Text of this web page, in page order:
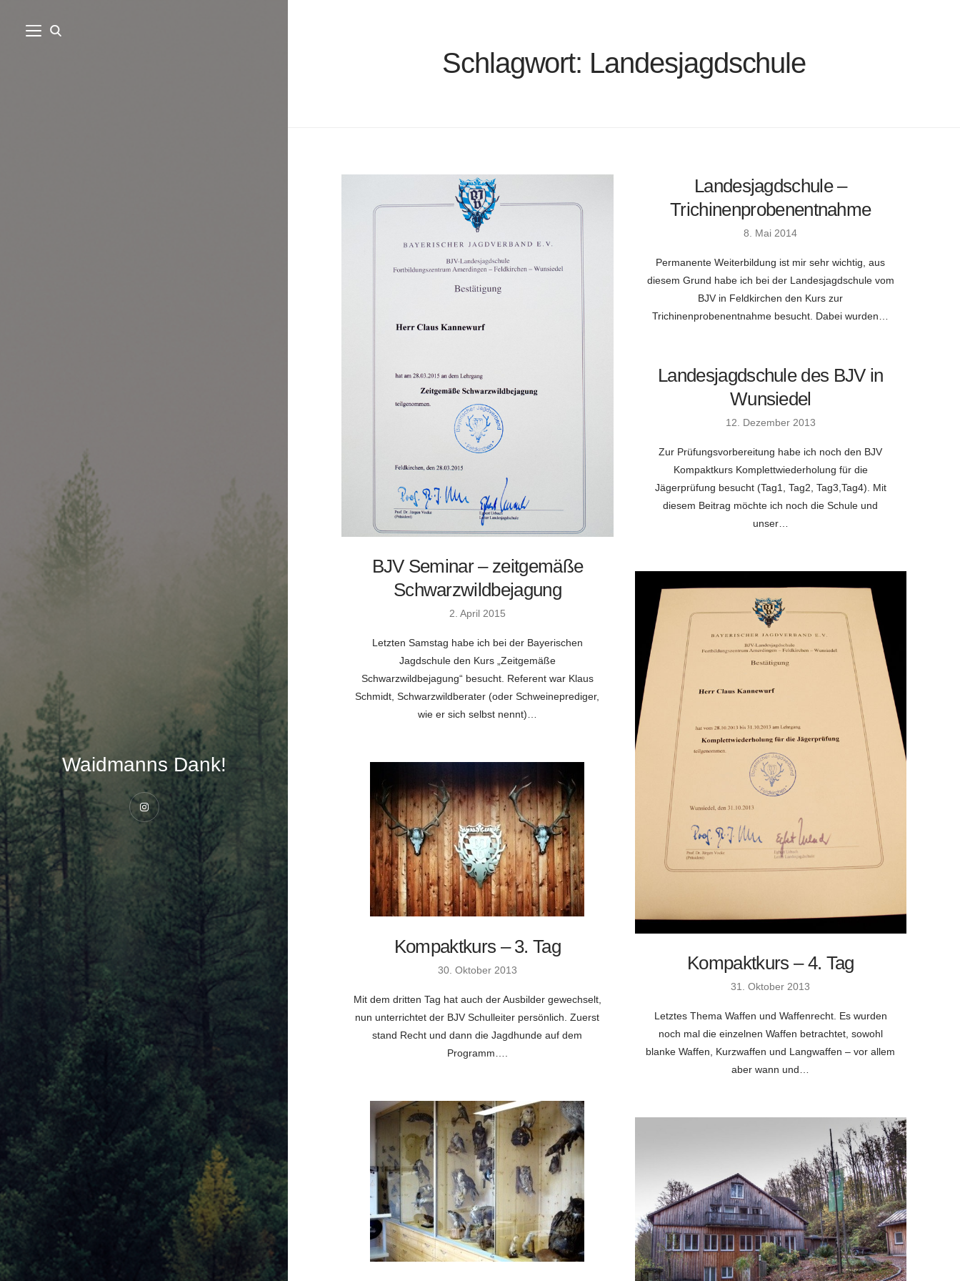
Waidmanns Dank!
Instagram
Schlagwort: Landesjagdschule
BJV Seminar – zeitgemäße
Schwarzwildbejagung
2. April 2015
Letzten Samstag habe ich bei der Bayerischen
Jagdschule den Kurs „Zeitgemäße
Schwarzwildbejagung“ besucht. Referent war Klaus
Schmidt, Schwarzwildberater (oder Schweineprediger,
wie er sich selbst nennt)…
Landesjagdschule –
Trichinenprobenentnahme
8. Mai 2014
Permanente Weiterbildung ist mir sehr wichtig, aus
diesem Grund habe ich bei der Landesjagdschule vom
BJV in Feldkirchen den Kurs zur
Trichinenprobenentnahme besucht. Dabei wurden…
Landesjagdschule des BJV in
Wunsiedel
12. Dezember 2013
Zur Prüfungsvorbereitung habe ich noch den BJV
Kompaktkurs Komplettwiederholung für die
Jägerprüfung besucht (Tag1, Tag2, Tag3,Tag4). Mit
diesem Beitrag möchte ich noch die Schule und
unser…
Kompaktkurs – 4. Tag
31. Oktober 2013
Letztes Thema Waffen und Waffenrecht. Es wurden
noch mal die einzelnen Waffen betrachtet, sowohl
blanke Waffen, Kurzwaffen und Langwaffen – vor allem
aber wann und…
Kompaktkurs – 3. Tag
30. Oktober 2013
Mit dem dritten Tag hat auch der Ausbilder gewechselt,
nun unterrichtet der BJV Schulleiter persönlich. Zuerst
stand Recht und dann die Jagdhunde auf dem
Programm….